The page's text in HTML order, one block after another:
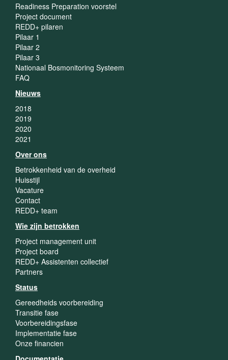
Readiness Preparation voorstel
Project document
REDD+ pilaren
Pilaar 1
Pilaar 2
Pilaar 3
Nationaal Bosmonitoring Systeem
FAQ
Nieuws
2018
2019
2020
2021
Over ons
Betrokkenheid van de overheid
Huisstijl
Vacature
Contact
REDD+ team
Wie zijn betrokken
Project management unit
Project board
REDD+ Assistenten collectief
Partners
Status
Gereedheids voorbereiding
Transitie fase
Voorbereidingsfase
Implementatie fase
Onze financien